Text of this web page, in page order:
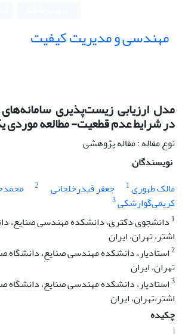
مهندسی و مدیریت کیفیت
مدل ارزیابی زیست‌پذیری
در شرایط عدم قطعیت- مطالعه موردی
نوع مقاله : مقاله پژوهشی
نویسندگان
مالک طهوری1 جعفر قیدر‌خلجانی 2
کریمی‌گوارشکی3
1 دانشجوی دکتری، دانشکده مهندسی صنایع،
اشتر، تهران، ایران
2استادیار، دانشکده مهندسی صنایع، دانشگاه
تهران، ایران
3استادیار، دانشکده مهندسی صنایع، دانشگاه
اشتر،تهران، ایران
چکیده